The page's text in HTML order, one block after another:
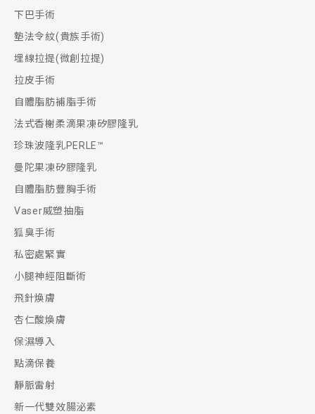
下巴手術
墊法令紋(貴族手術)
埋線拉提(微創拉提)
拉皮手術
自體脂肪補脂手術
法式香榭柔滴果凍矽膠隆乳
珍珠波隆乳PERLE™
曼陀果凍矽膠隆乳
自體脂肪豐胸手術
Vaser威塑抽脂
狐臭手術
私密處緊實
小腿神經阻斷術
飛針煥膚
杏仁酸煥膚
保濕導入
點滴保養
靜脈雷射
新一代雙效腸泌素